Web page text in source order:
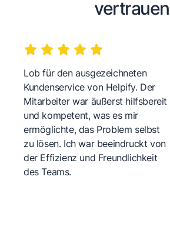
vertrauen
Lob für den ausgezeichneten
Kundenservice von Helpify. Der
Mitarbeiter war äußerst hilfsbereit
und kompetent, was es mir
ermöglichte, das Problem selbst
zu lösen. Ich war beeindruckt von
der Effizienz und Freundlichkeit
des Teams.